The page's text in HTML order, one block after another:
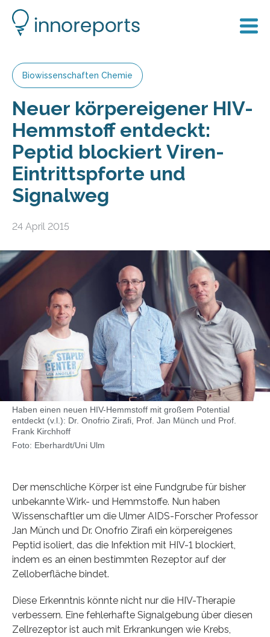
Biowissenschaften Chemie
Neuer körpereigener HIV-
Hemmstoff entdeckt:
Peptid blockiert Viren-
Eintrittspforte und
Signalweg
24 April 2015
Haben einen neuen HIV-Hemmstoff mit großem Potential
entdeckt (v.l.): Dr. Onofrio Zirafi, Prof. Jan Münch und Prof.
Frank Kirchhoff
Foto: Eberhardt/Uni Ulm
Der menschliche Körper ist eine Fundgrube für bisher
unbekannte Wirk- und Hemmstoffe. Nun haben
Wissenschaftler um die Ulmer AIDS-Forscher Professor
Jan Münch und Dr. Onofrio Zirafi ein körpereigenes
Peptid isoliert, das die Infektion mit HIV-1 blockiert,
indem es an einen bestimmten Rezeptor auf der
Zelloberfläche bindet.
Diese Erkenntnis könnte nicht nur die HIV-Therapie
verbessern. Eine fehlerhafte Signalgebung über diesen
Zellrezeptor ist auch mit Erkrankungen wie Krebs,